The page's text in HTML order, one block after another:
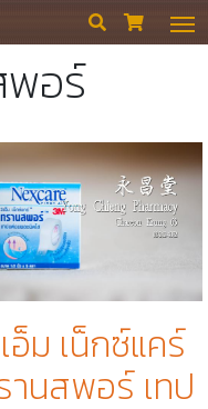
 
พอร์
อ็ม เน็กซ์แคร์
านสพอร์ เทป